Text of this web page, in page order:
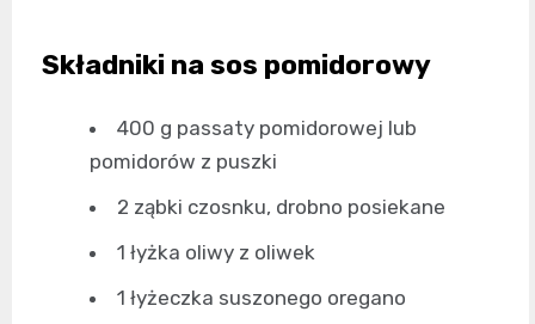
Składniki na sos pomidorowy
400 g passaty pomidorowej lub
pomidorów z puszki
2 ząbki czosnku, drobno posiekane
1 łyżka oliwy z oliwek
1 łyżeczka suszonego oregano